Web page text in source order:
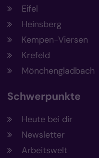
Eifel
Heinsberg
Kempen-Viersen
Krefeld
Mönchengladbach
Schwerpunkte
Heute bei dir
Newsletter
Arbeitswelt